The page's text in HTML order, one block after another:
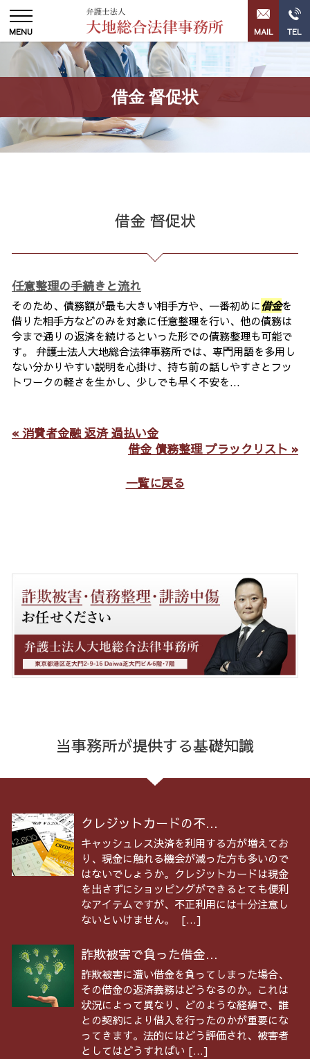
借金 督促状
借金 督促状
任意整理の手続きと流れ
そのため、債務額が最も大きい相手方や、一番初めに借金を
借りた相手方などのみを対象に任意整理を行い、他の債務は
今まで通りの返済を続けるといった形での債務整理も可能で
す。 弁護士法人大地総合法律事務所では、専門用語を多用し
ない分かりやすい説明を心掛け、持ち前の話しやすさとフッ
トワークの軽さを生かし、少しでも早く不安を...
« 消費者金融 返済 過払い金
借金 債務整理 ブラックリスト »
一覧に戻る
当事務所が提供する基礎知識
クレジットカードの不...
キャッシュレス決済を利用する方が増えてお
り、現金に触れる機会が減った方も多いので
はないでしょうか。クレジットカードは現金
を出さずにショッピングができるとても便利
なアイテムですが、不正利用には十分注意し
ないといけません。 […]
詐欺被害で負った借金...
詐欺被害に遭い借金を負ってしまった場合、
その借金の返済義務はどうなるのか。これは
状況によって異なり、どのような経緯で、誰
との契約により借入を行ったのかが重要にな
ってきます。法的にはどう評価され、被害者
としてはどうすればい […]